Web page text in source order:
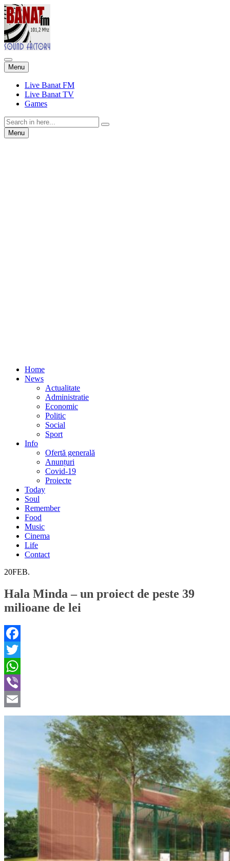
Menu Skip
to
content
Live Banat FM
Live Banat TV
Games
Search
for:Menu Skip
to
Home
News
Actualitate
Administratie
Economic
Politic
Social
Sport
Info
Ofertă generală
Anunțuri
Covid-19
Proiecte
Today
Soul
Remember
Food
Music
Cinema
Life
Contact
20FEB.
Hala Minda – un proiect de peste 39
milioane de lei
Facebook
Twitter
WhatsApp
Viber
Email